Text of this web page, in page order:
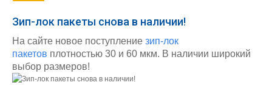
Зип-лок пакеты снова в наличии!
На сайте новое поступление зип-лок
пакетов плотностью 30 и 60 мкм. В наличии широкий
выбор размеров!